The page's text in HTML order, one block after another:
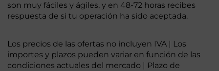
son muy fáciles y ágiles, y en 48-72 horas recibes
respuesta de si tu operación ha sido aceptada.
Los precios de las ofertas no incluyen IVA | Los
importes y plazos pueden variar en función de las
condiciones actuales del mercado | Plazo de